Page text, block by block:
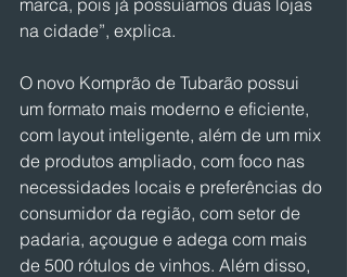
marca, pois já possuíamos duas lojas
na cidade”, explica.
O novo Komprão de Tubarão possui
um formato mais moderno e eficiente,
com layout inteligente, além de um mix
de produtos ampliado, com foco nas
necessidades locais e preferências do
consumidor da região, com setor de
padaria, açougue e adega com mais
de 500 rótulos de vinhos. Além disso,